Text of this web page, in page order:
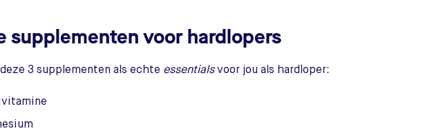
supplementen voor hardlopers
3 supplementen als echte essentialsvoor jou als hardloper: